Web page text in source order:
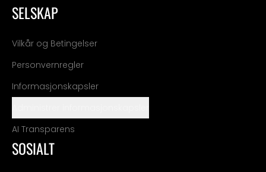
SELSKAP
Vilkår og Betingelser
Personvernregler
Informasjonskapsler
AI Transparens
SOSIALT